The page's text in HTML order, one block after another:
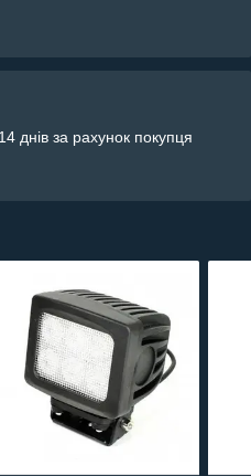
днів за рахунок покупця